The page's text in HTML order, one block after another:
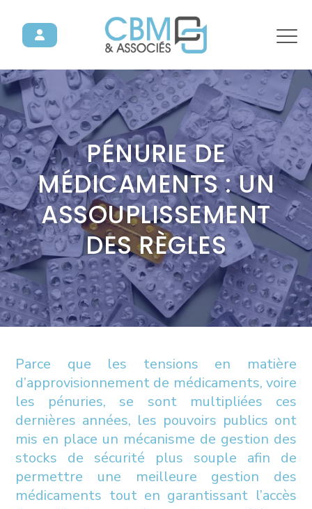
PÉNURIE DE
MÉDICAMENTS : UN
ASSOUPLISSEMENT
DES RÈGLES
Parce que les tensions en matière
d’approvisionnement de médicaments, voire
les pénuries, se sont multipliées ces
dernières années, les pouvoirs publics ont
mis en place un mécanisme de gestion des
stocks de sécurité plus souple afin de
permettre une meilleure gestion des
médicaments tout en garantissant l’accès